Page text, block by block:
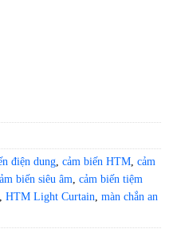
điện dung cảm biến HTM cảm
biến siêu âm cảm biến tiệm
HTM Light Curtain màn chắn an